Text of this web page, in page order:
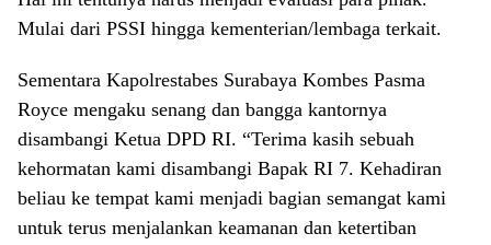
Mulai dari PSSI hingga kementerian/lembaga terkait.
Sementara Kapolrestabes Surabaya Kombes Pasma
Royce mengaku senang dan bangga kantornya
disambangi Ketua DPD RI. “Terima kasih sebuah
kehormatan kami disambangi Bapak RI 7. Kehadiran
beliau ke tempat kami menjadi bagian semangat kami
untuk terus menjalankan keamanan dan ketertiban